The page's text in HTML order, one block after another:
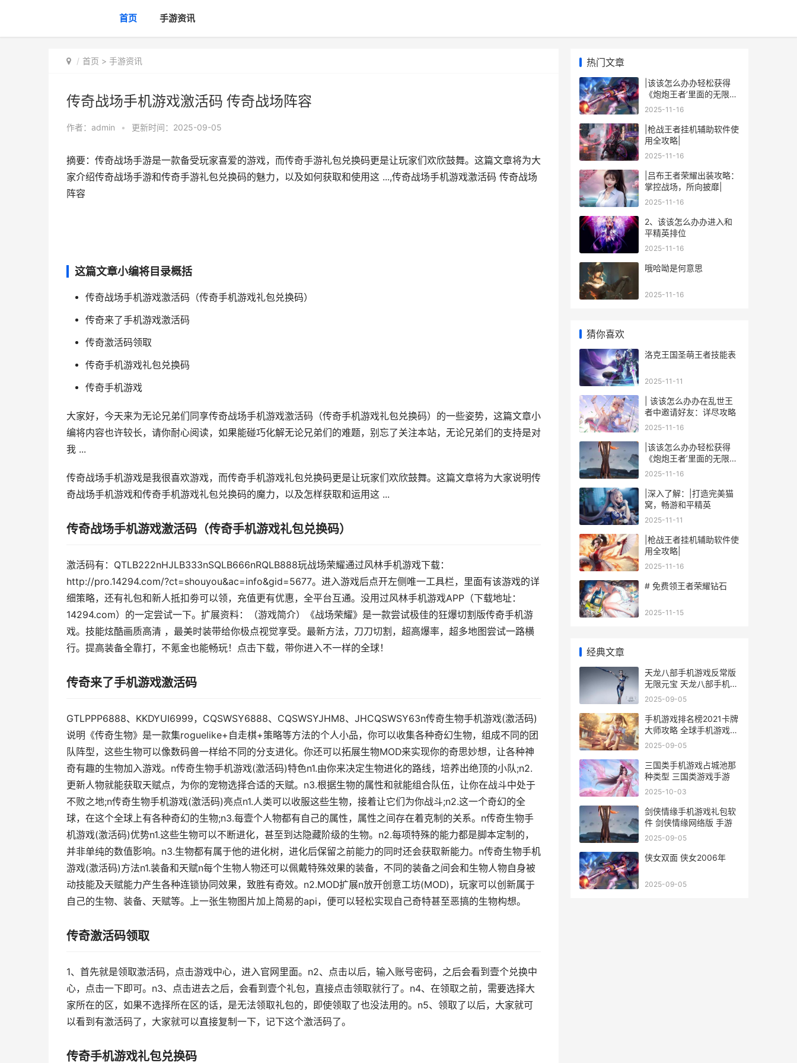
首页 手游资讯
首页 > 手游资讯
传奇战场手机游戏激活码 传奇战场阵容
作者： admin • 更新时间：2025-09-05
摘要：传奇战场手游是一款备受玩家喜爱的游戏，而传奇手游礼包兑换码更是让玩家们欢欣鼓舞。这篇文章将为大
家介绍传奇战场手游和传奇手游礼包兑换码的魅力，以及如何获取和使用这 ...,传奇战场手机游戏激活码 传奇战场
阵容
这篇文章小编将目录概括
传奇战场手机游戏激活码（传奇手机游戏礼包兑换码）
传奇来了手机游戏激活码
传奇激活码领取
传奇手机游戏礼包兑换码
传奇手机游戏
大家好，今天来为无论兄弟们同享传奇战场手机游戏激活码（传奇手机游戏礼包兑换码）的一些姿势，这篇文章小
编将内容也许较长，请你耐心阅读，如果能碰巧化解无论兄弟们的难题，别忘了关注本站，无论兄弟们的支持是对
我 ...
传奇战场手机游戏是我很喜欢游戏，而传奇手机游戏礼包兑换码更是让玩家们欢欣鼓舞。这篇文章将为大家说明传
奇战场手机游戏和传奇手机游戏礼包兑换码的魔力，以及怎样获取和运用这 ...
传奇战场手机游戏激活码（传奇手机游戏礼包兑换码）
激活码有：QTLB222nHJLB333nSQLB666nRQLB888玩战场荣耀通过风林手机游戏下载：
http://pro.14294.com/?ct=shouyou&ac=info&gid=5677。进入游戏后点开左侧唯一工具栏，里面有该游戏的详
细策略，还有礼包和新人抵扣劵可以领，充值更有优惠，全平台互通。没用过风林手机游戏APP（下载地址：
14294.com）的一定尝试一下。扩展资料：（游戏简介）《战场荣耀》是一款尝试极佳的狂爆切割版传奇手机游
戏。技能炫酷画质高清 ，最美时装带给你极点视觉享受。最新方法，刀刀切割，超高爆率，超多地图尝试一路横
行。提高装备全靠打，不氪金也能畅玩！点击下载，带你进入不一样的全球！
传奇来了手机游戏激活码
GTLPPP6888、KKDYUI6999，CQSWSY6888、CQSWSYJHM8、JHCQSWSY63n传奇生物手机游戏(激活码)
说明《传奇生物》是一款集roguelike+自走棋+策略等方法的个人小品，你可以收集各种奇幻生物，组成不同的团
队阵型，这些生物可以像数码兽一样给不同的分支进化。你还可以拓展生物MOD来实现你的奇思妙想，让各种神
奇有趣的生物加入游戏。n传奇生物手机游戏(激活码)特色n1.由你来决定生物进化的路线，培养出绝顶的小队;n2.
更新人物就能获取天赋点，为你的宠物选择合适的天赋。n3.根据生物的属性和就能组合队伍，让你在战斗中处于
不败之地;n传奇生物手机游戏(激活码)亮点n1.人类可以收服这些生物，接着让它们为你战斗;n2.这一个奇幻的全
球，在这个全球上有各种奇幻的生物;n3.每壹个人物都有自己的属性，属性之间存在着克制的关系。n传奇生物手
机游戏(激活码)优势n1.这些生物可以不断进化，甚至到达隐藏阶级的生物。n2.每项特殊的能力都是脚本定制的，
并非单纯的数值影响。n3.生物都有属于他的进化树，进化后保留之前能力的同时还会获取新能力。n传奇生物手机
游戏(激活码)方法n1.装备和天赋n每个生物人物还可以佩戴特殊效果的装备，不同的装备之间会和生物人物自身被
动技能及天赋能力产生各种连锁协同效果，致胜有奇效。n2.MOD扩展n放开创意工坊(MOD)，玩家可以创新属于
自己的生物、装备、天赋等。上一张生物图片加上简易的api，便可以轻松实现自己奇特甚至恶搞的生物构想。
传奇激活码领取
1、首先就是领取激活码，点击游戏中心，进入官网里面。n2、点击以后，输入账号密码，之后会看到壹个兑换中
心，点击一下即可。n3、点击进去之后，会看到壹个礼包，直接点击领取就行了。n4、在领取之前，需要选择大
家所在的区，如果不选择所在区的话，是无法领取礼包的，即使领取了也没法用的。n5、领取了以后，大家就可
以看到有激活码了，大家就可以直接复制一下，记下这个激活码了。
传奇手机游戏礼包兑换码
热门文章
|该该怎么办办轻松获得
《炮炮王者’里面的无限金
币和星星|
2025-11-16
|枪战王者挂机辅助软件使
用全攻略|
2025-11-16
|吕布王者荣耀出装攻略：
掌控战场，所向披靡|
2025-11-16
2、该该怎么办办进入和
平精英排位
2025-11-16
哦哈呦是何意思
2025-11-16
猜你喜欢
洛克王国圣萌王者技能表
2025-11-11
| 该该怎么办办在乱世王
者中邀请好友：详尽攻略
2025-11-16
|该该怎么办办轻松获得
《炮炮王者’里面的无限金
币和星星|
2025-11-16
|深入了解：|打造完美猫
窝，畅游和平精英
2025-11-11
|枪战王者挂机辅助软件使
用全攻略|
2025-11-16
# 免费领王者荣耀钻石
2025-11-15
经典文章
天龙八部手机游戏反常版
无限元宝 天龙八部手机游
戏麒麟马
2025-09-05
手机游戏排名榜2021卡牌
大师攻略 全球手机游戏排
行榜
2025-09-05
三国类手机游戏占城池那
种类型 三国类游戏手游
2025-10-03
剑侠情缘手机游戏礼包软
件 剑侠情缘网络版 手游
2025-09-05
侠女双面 侠女2006年
2025-09-05